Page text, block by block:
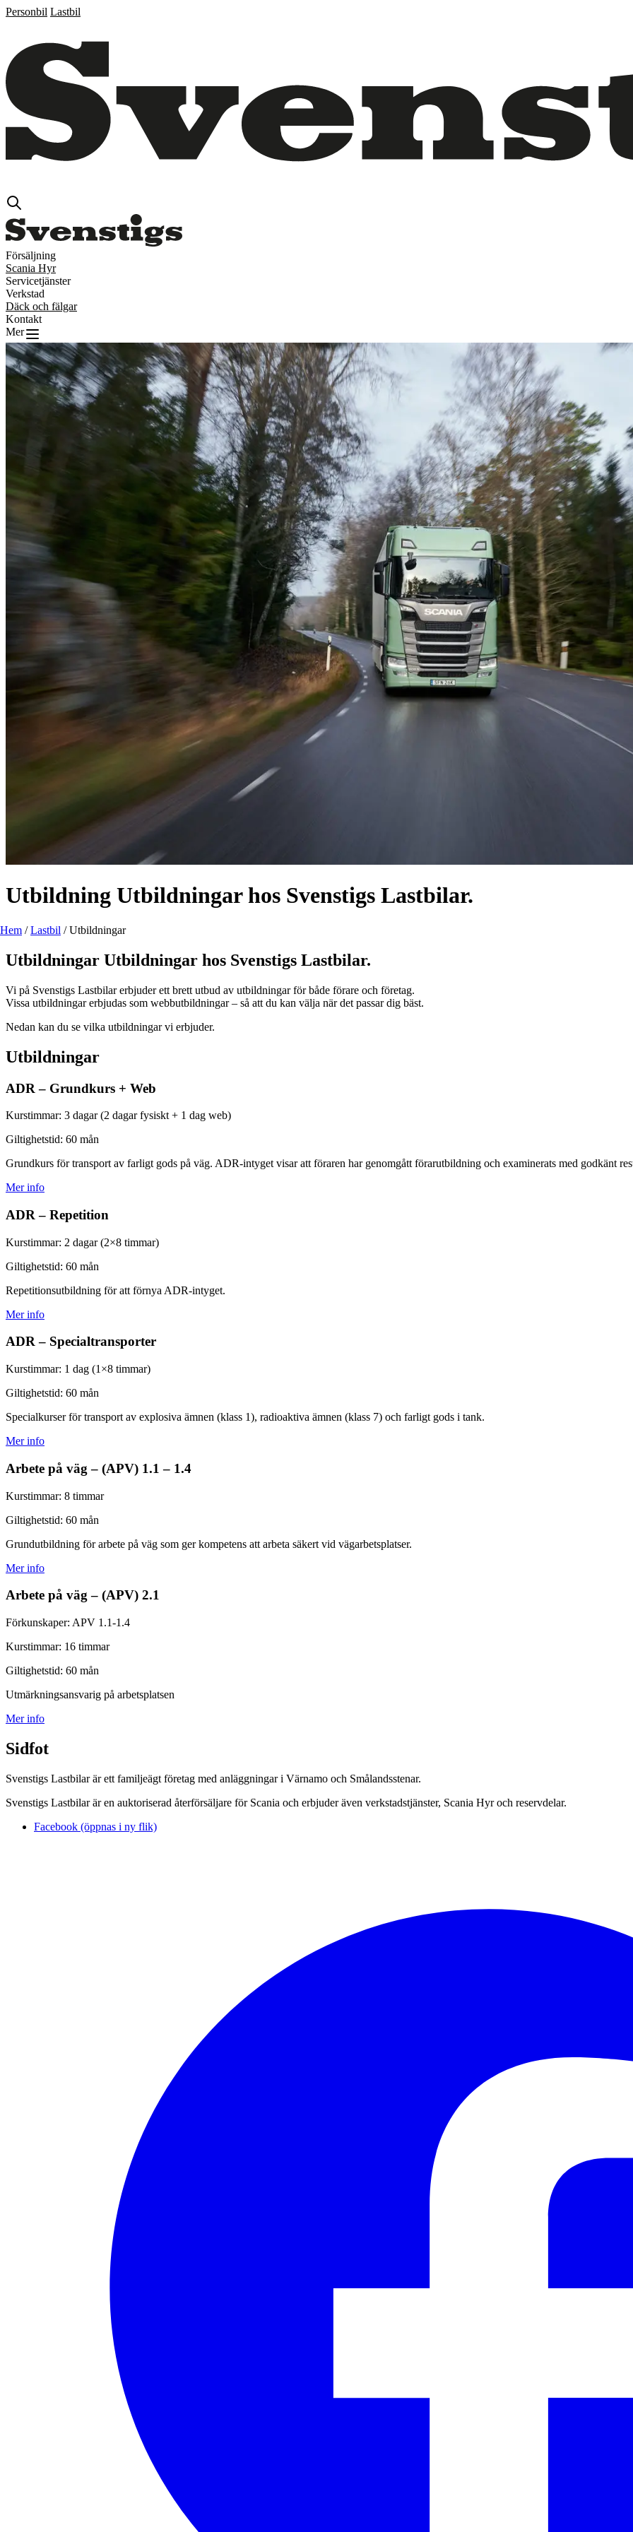
Personbil Lastbil
Försäljning
Scania Hyr
Servicetjänster
Verkstad
Däck och fälgar
Kontakt
Mer
Utbildning Utbildningar hos Svenstigs Lastbilar.
Hem /Lastbil /Utbildningar
Utbildningar Utbildningar hos Svenstigs Lastbilar.
Vi på Svenstigs Lastbilar erbjuder ett brett utbud av utbildningar för både förare och företag.
Vissa utbildningar erbjudas som webbutbildningar – så att du kan välja när det passar dig bäst.
Nedan kan du se vilka utbildningar vi erbjuder.
Utbildningar
ADR – Grundkurs + Web
Kurstimmar: 3 dagar (2 dagar fysiskt + 1 dag web)
Giltighetstid: 60 mån
Grundkurs för transport av farligt gods på väg. ADR-intyget visar att föraren har genomgått förarutbildning och examinerats med godkänt
Mer info
ADR – Repetition
Kurstimmar: 2 dagar (2×8 timmar)
Giltighetstid: 60 mån
Repetitionsutbildning för att förnya ADR-intyget.
Mer info
ADR – Specialtransporter
Kurstimmar: 1 dag (1×8 timmar)
Giltighetstid: 60 mån
Specialkurser för transport av explosiva ämnen (klass 1), radioaktiva ämnen (klass 7) och farligt gods i tank.
Mer info
Arbete på väg – (APV) 1.1 – 1.4
Kurstimmar: 8 timmar
Giltighetstid: 60 mån
Grundutbildning för arbete på väg som ger kompetens att arbeta säkert vid vägarbetsplatser.
Mer info
Arbete på väg – (APV) 2.1
Förkunskaper: APV 1.1-1.4
Kurstimmar: 16 timmar
Giltighetstid: 60 mån
Utmärkningsansvarig på arbetsplatsen
Mer info
Sidfot
Svenstigs Lastbilar är ett familjeägt företag med anläggningar i Värnamo och Smålandsstenar.
Svenstigs Lastbilar är en auktoriserad återförsäljare för Scania och erbjuder även verkstadstjänster, Scania Hyr och reservdelar.
Facebook (öppnas i ny flik)